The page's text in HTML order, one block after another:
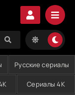
Русские сериалы
Сериалы 4K